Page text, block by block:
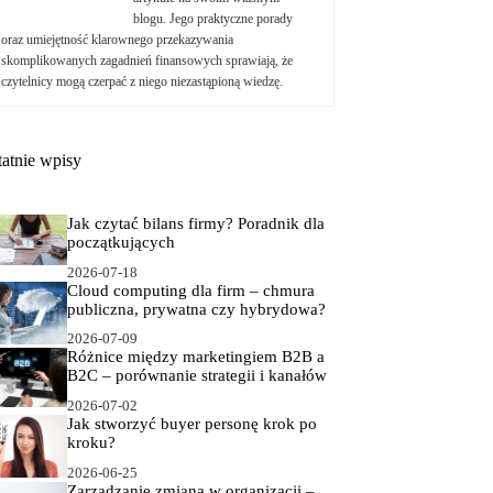
blogu. Jego praktyczne porady
oraz umiejętność klarownego przekazywania
skomplikowanych zagadnień finansowych sprawiają, że
czytelnicy mogą czerpać z niego niezastąpioną wiedzę.
wpisy
Jak czytać bilans firmy? Poradnik dla
początkujących
2026-07-18
Cloud computing dla firm – chmura
publiczna, prywatna czy hybrydowa?
2026-07-09
Różnice między marketingiem B2B a
B2C – porównanie strategii i kanałów
2026-07-02
Jak stworzyć buyer personę krok po
kroku?
2026-06-25